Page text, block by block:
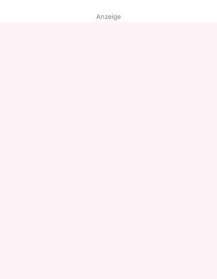
Anzeige